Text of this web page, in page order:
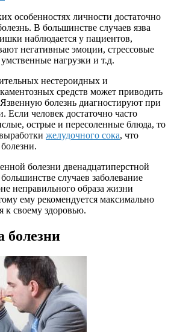
особенностях личности достаточно
В большинстве случаев язва
наблюдается у пациентов,
негативные эмоции, стрессовые
нагрузки и т.д.
нестероидных и
средств может приводить
болезнь диагностируют при
Если человек достаточно часто
острые и пересоленные блюда, то
желудочного сока, что
болезни двенадцатиперстной
случаев заболевание
неправильного образа жизни
ему рекомендуется максимально
к своему здоровью.
болезни